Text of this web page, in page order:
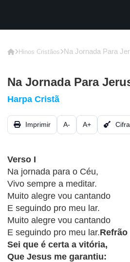
GRÁTIS
GUITAR
CIFRA
VÍDEO
HINOS
CRISTÃOS
TEORIA
MUSICAL
Hinos Cristãos Na Jornada Para
Na Jornada Para
Harpa Cristã
Imprimir A- A+ Cifra
Verso I
Na jornada para o Céu,
Vivo sempre a meditar.
Muito alegre vou cantando
E seguindo pro meu lar.
Muito alegre vou cantando
E seguindo pro meu lar.Refrão
Sei que é certa a vitória,
Que Jesus me garantiu: